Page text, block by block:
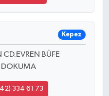
Kepez
BÜFE
DOKUMA
334 61 73